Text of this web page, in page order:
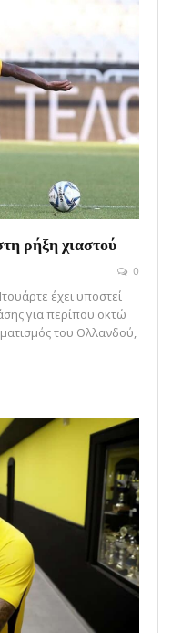
ρήξη χιαστού
0
έχει υποστεί
για περίπου οκτώ
του Ολλανδού,